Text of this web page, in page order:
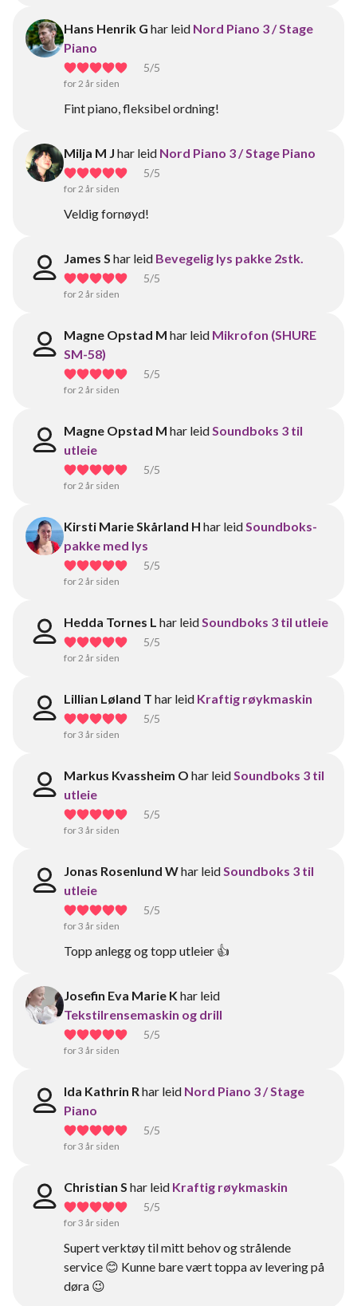
Hans Henrik G har leid Nord Piano 3 / Stage
Piano
5/5
for 2 år siden
Fint piano, fleksibel ordning!
Milja M J har leid Nord Piano 3 / Stage Piano
5/5
for 2 år siden
Veldig fornøyd!
James S har leid Bevegelig lys pakke 2stk.
5/5
for 2 år siden
Magne Opstad M har leid Mikrofon (SHURE
SM-58)
5/5
for 2 år siden
Magne Opstad M har leidSoundboks 3 til
utleie
5/5
for 2 år siden
Kirsti Marie Skårland H har leidSoundboks-
pakke med lys
5/5
for 2 år siden
Hedda Tornes L har leidSoundboks 3 til utleie
5/5
for 2 år siden
Lillian Løland T har leid Kraftig røykmaskin
5/5
for 3 år siden
Markus Kvassheim O har leidSoundboks 3 til
utleie
5/5
for 3 år siden
Jonas Rosenlund Whar leidSoundboks 3 til
utleie
5/5
for 3 år siden
Topp anlegg og topp utleier 👍
Josefin Eva Marie K har leid
Tekstilrensemaskin og drill
5/5
for 3 år siden
Ida Kathrin Rhar leid Nord Piano 3 / Stage
Piano
5/5
for 3 år siden
Christian S har leid Kraftig røykmaskin
5/5
for 3 år siden
Supert verktøy til mitt behov og strålende
service 😊 Kunne bare vært toppa av levering på
døra 😉